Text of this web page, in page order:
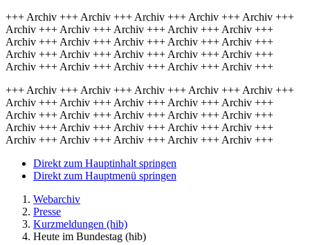
+++ Archiv +++ Archiv +++ Archiv +++ Archiv +++ Archiv +++
Archiv +++ Archiv +++ Archiv +++ Archiv +++ Archiv +++
Archiv +++ Archiv +++ Archiv +++ Archiv +++ Archiv +++
Archiv +++ Archiv +++ Archiv +++ Archiv +++ Archiv +++
Archiv +++ Archiv +++ Archiv +++ Archiv +++ Archiv +++
+++ Archiv +++ Archiv +++ Archiv +++ Archiv +++ Archiv +++
Archiv +++ Archiv +++ Archiv +++ Archiv +++ Archiv +++
Archiv +++ Archiv +++ Archiv +++ Archiv +++ Archiv +++
Archiv +++ Archiv +++ Archiv +++ Archiv +++ Archiv +++
Archiv +++ Archiv +++ Archiv +++ Archiv +++ Archiv +++
Direkt zum Hauptinhalt springen
Direkt zum Hauptmenü springen
Webarchiv
Presse
Kurzmeldungen (hib)
Heute im Bundestag (hib)